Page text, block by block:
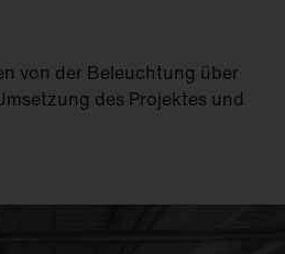
von der Beleuchtung über
des Projektes und